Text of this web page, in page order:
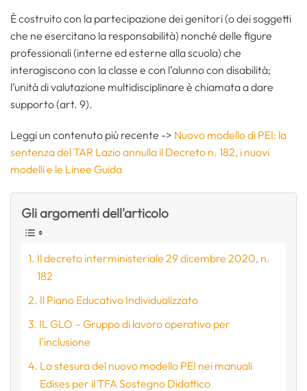
È costruito con la partecipazione dei genitori (o dei soggetti
che ne esercitano la responsabilità) nonché delle figure
professionali (interne ed esterne alla scuola) che
interagiscono con la classe e con l’alunno con disabilità;
l’unità di valutazione multidisciplinare è chiamata a dare
supporto (art. 9).
Leggi un contenuto più recente -> Nuovo modello di PEI: la
sentenza del TAR Lazio annulla il Decreto n. 182, i nuovi
modelli e le Linee Guida
Gli argomenti dell'articolo
Il decreto interministeriale 29 dicembre 2020, n.
182
Il Piano Educativo Individualizzato
IL GLO – Gruppo di lavoro operativo per
l’inclusione
La stesura del nuovo modello PEI nei manuali
Edises per il TFA Sostegno Didattico